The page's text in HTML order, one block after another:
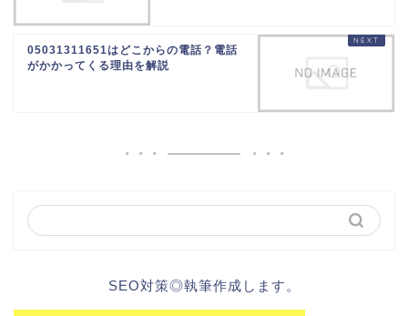
05031311651はどこからの電話？電話
がかかってくる理由を解説
SEO対策◎執筆作成します。